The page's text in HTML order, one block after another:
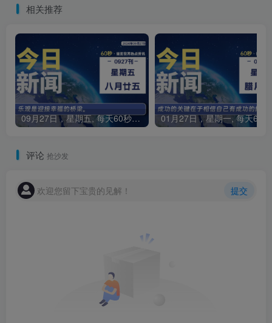
相关推荐
09月27日，星期五, 每天60秒读懂全世界！
评论 抢沙发
欢迎您留下宝贵的见解！ 提交